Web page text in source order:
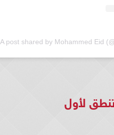
A post shared by Mohammed Eid
لأول